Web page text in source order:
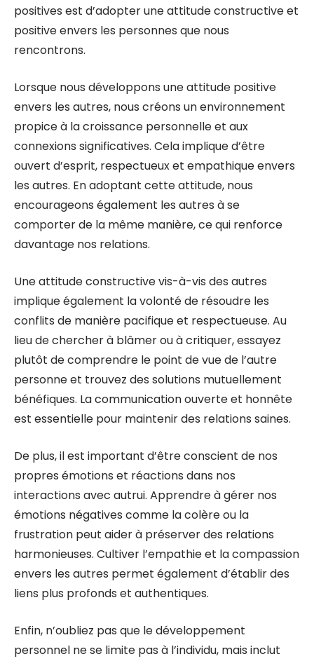
positives est d’adopter une attitude constructive et
positive envers les personnes que nous
rencontrons.
Lorsque nous développons une attitude positive
envers les autres, nous créons un environnement
propice à la croissance personnelle et aux
connexions significatives. Cela implique d’être
ouvert d’esprit, respectueux et empathique envers
les autres. En adoptant cette attitude, nous
encourageons également les autres à se
comporter de la même manière, ce qui renforce
davantage nos relations.
Une attitude constructive vis-à-vis des autres
implique également la volonté de résoudre les
conflits de manière pacifique et respectueuse. Au
lieu de chercher à blâmer ou à critiquer, essayez
plutôt de comprendre le point de vue de l’autre
personne et trouvez des solutions mutuellement
bénéfiques. La communication ouverte et honnête
est essentielle pour maintenir des relations saines.
De plus, il est important d’être conscient de nos
propres émotions et réactions dans nos
interactions avec autrui. Apprendre à gérer nos
émotions négatives comme la colère ou la
frustration peut aider à préserver des relations
harmonieuses. Cultiver l’empathie et la compassion
envers les autres permet également d’établir des
liens plus profonds et authentiques.
Enfin, n’oubliez pas que le développement
personnel ne se limite pas à l’individu, mais inclut